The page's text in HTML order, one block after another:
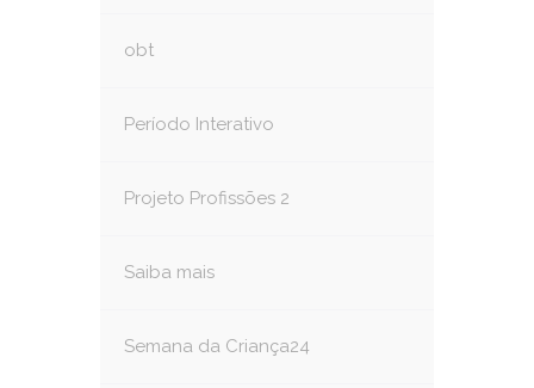
obt
Período Interativo
Projeto Profissões 2
Saiba mais
Semana da Criança24